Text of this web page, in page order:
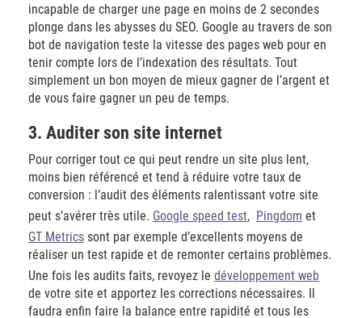
incapable de charger une page en moins de 2 secondes
plonge dans les abysses du SEO. Google au travers de son
bot de navigation teste la vitesse des pages web pour en
tenir compte lors de l’indexation des résultats. Tout
simplement un bon moyen de mieux gagner de l’argent et
de vous faire gagner un peu de temps.
3. Auditer son site internet
Pour corriger tout ce qui peut rendre un site plus lent,
moins bien référencé et tend à réduire votre taux de
conversion : l’audit des éléments ralentissant votre site
peut s’avérer très utile. Google speed test, Pingdom et
GT Metrics sont par exemple d’excellents moyens de
réaliser un test rapide et de remonter certains problèmes.
Une fois les audits faits, revoyez le développement web
de votre site et apportez les corrections nécessaires. Il
faudra enfin faire la balance entre rapidité et tous les